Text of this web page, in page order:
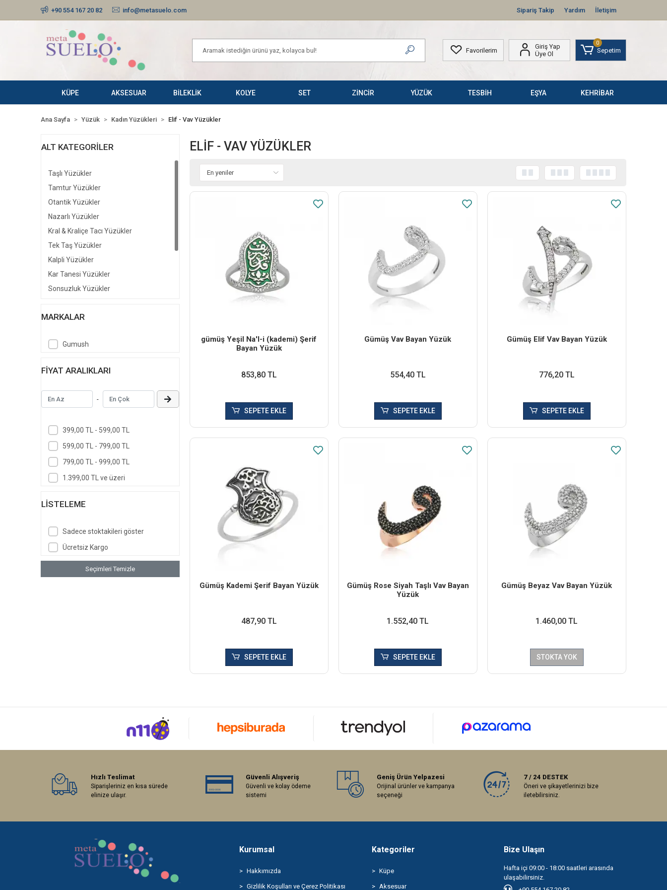
+90 554 167 20 82 info@metasuelo.com Sipariş Takip Yardım İletişim
Favorilerim
Giriş Yap
Üye Ol
0
Sepetim
KÜPE AKSESUAR BİLEKLİK KOLYE SET ZİNCİR YÜZÜK TESBİH EŞYA KEHRİBAR
Ana Sayfa Yüzük Kadın Yüzükleri Elif - Vav Yüzükler
ALT KATEGORILER
Taşlı Yüzükler
Tamtur Yüzükler
Otantik Yüzükler
Nazarlı Yüzükler
Kral & Kraliçe Tacı Yüzükler
Tek Taş Yüzükler
Kalpli Yüzükler
Kar Tanesi Yüzükler
Sonsuzluk Yüzükler
Elmas Montür Yüzükler
Taşsız Yüzükler
MARKALAR
Gumush
FIYAT ARALIKLARI
-
399,00 TL - 599,00 TL
599,00 TL - 799,00 TL
799,00 TL - 999,00 TL
1.399,00 TL ve üzeri
LISTELEME
Sadece stoktakileri göster
Ücretsiz Kargo
Seçimleri Temizle
ELIF - VAV YÜZÜKLER
​gümüş Yeşil Na'l-i (kademi) Şerif
Bayan Yüzük
853,80 TL
SEPETE EKLE
Gümüş Vav Bayan Yüzük
554,40 TL
SEPETE EKLE
Gümüş Elif Vav Bayan Yüzük
776,20 TL
SEPETE EKLE
Gümüş Kademi Şerif Bayan Yüzük
487,90 TL
SEPETE EKLE
Gümüş Rose Siyah Taşlı Vav Bayan
Yüzük
1.552,40 TL
SEPETE EKLE
Gümüş Beyaz Vav Bayan Yüzük
1.460,00 TL
STOKTA YOK
Hızlı Teslimat
Siparişleriniz en kısa sürede
elinize ulaşır.
Güvenli Alışveriş
Güvenli ve kolay ödeme
sistemi
Geniş Ürün Yelpazesi
Orijinal ürünler ve kampanya
seçeneği
7 / 24 DESTEK
Öneri ve şikayetlerinizi bize
iletebilirsiniz.
Kurumsal
Hakkımızda
Gizlilik Koşulları ve Çerez Politikası
Kategoriler
Küpe
Aksesuar
Bize Ulaşın
Hafta içi 09:00 - 18:00 saatleri arasında
ulaşabilirsiniz.